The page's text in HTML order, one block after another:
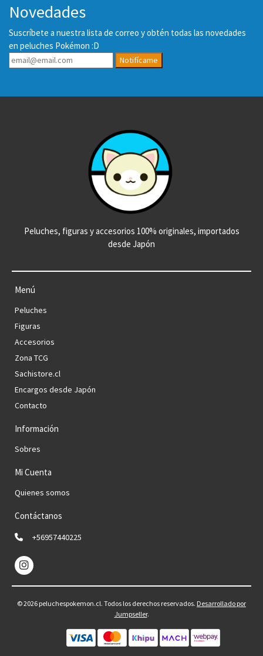
Novedades
Suscríbete a nuestra lista de correo y obtén todas las novedades
en peluches Pokémon :D
Notifícame
Peluches, figuras y accesorios 100% originales, importados
desde Japón
Menú
Peluches
Figuras
Accesorios
Zona TCG
Sachistore.cl
Encargos desde Japón
Contacto
Información
Sobres
Mi Cuenta
Quienes somos
Contáctanos
+56957440225
© 2026 peluchespokemon.cl. Todos los derechos reservados. Desarrollado por
Jumpseller.